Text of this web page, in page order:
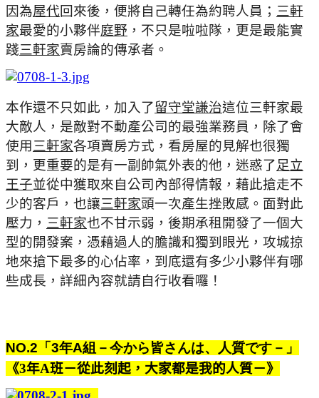
因為屋代回來後，便將自己轉任為約聘人員； 三軒
家最愛的小夥伴庭野 ，不只是啦啦隊，更是最能實
踐三軒家賣房論的傳承者。
本作還不只如此，加入了留守堂謙治這位三軒家最
大敵人，是敵對不動產公司的最強業務員，除了會
使用 三軒家各項賣房方式，看房屋的見解也很獨
到，更重要的是有一副帥氣外表的他，迷惑了足立
王子並從中獲取來自公司內部得情報，藉此搶走不
少的客戶，也讓三軒家頭一次產生挫敗感。 面對此
壓力， 三軒家也不甘示弱，後期承租開發了一個大
型的開發案，憑藉過人的膽識和獨到眼光，攻城掠
地來搶下最多的心佔率，到底還有多少小夥伴有哪
些成長，詳細內容就請自行收看囉！
NO.2 「 3年A組－今から皆さんは、人質です－」
《3年A班－從此刻起，大家都是我的人質－》